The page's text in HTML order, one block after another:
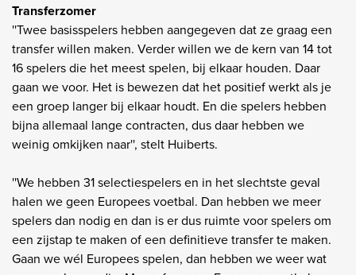
Transferzomer
''Twee basisspelers hebben aangegeven dat ze graag een
transfer willen maken. Verder willen we de kern van 14 tot
16 spelers die het meest spelen, bij elkaar houden. Daar
gaan we voor. Het is bewezen dat het positief werkt als je
een groep langer bij elkaar houdt. En die spelers hebben
bijna allemaal lange contracten, dus daar hebben we
weinig omkijken naar'', stelt Huiberts.
''We hebben 31 selectiespelers en in het slechtste geval
halen we geen Europees voetbal. Dan hebben we meer
spelers dan nodig en dan is er dus ruimte voor spelers om
een zijstap te maken of een definitieve transfer te maken.
Gaan we wél Europees spelen, dan hebben we weer wat